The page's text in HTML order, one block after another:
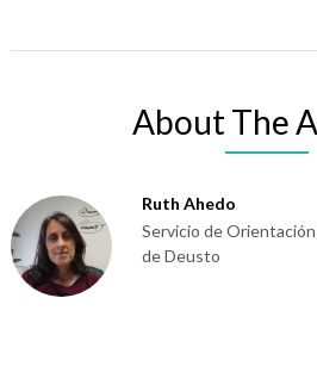
About The
Ruth Ahedo
Servicio de
de Deusto